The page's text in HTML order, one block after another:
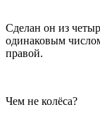
Сделан он из
одинаковым
правой.
Чем не колёса?